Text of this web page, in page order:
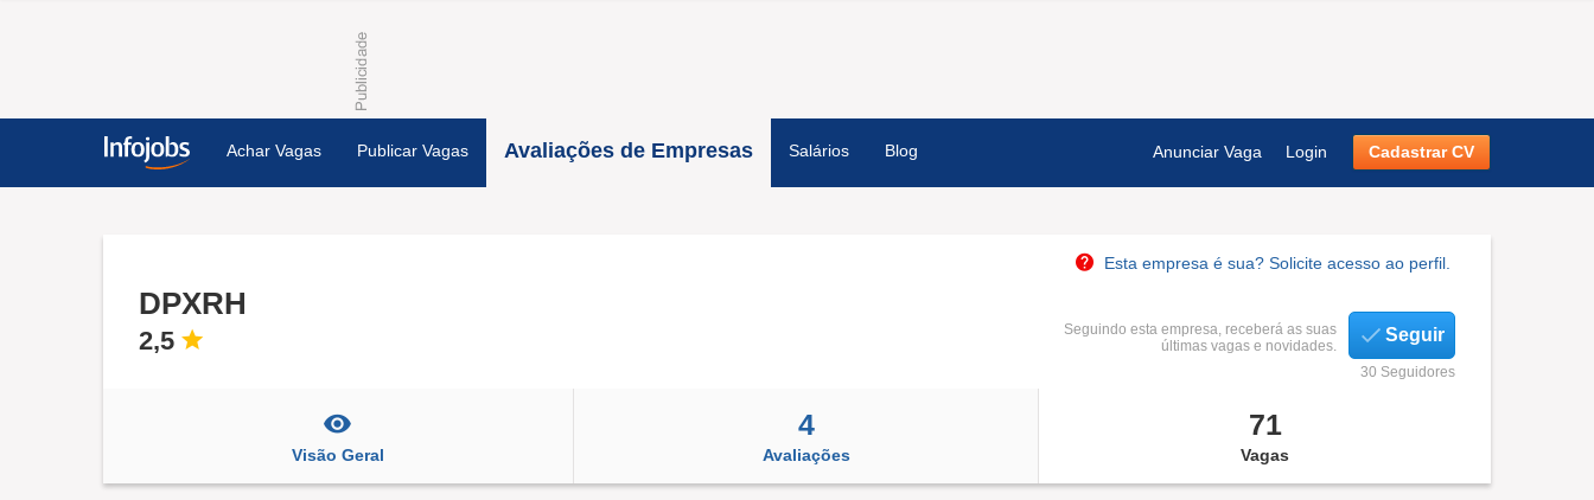
Achar Vagas Publicar Vagas Avaliações de Empresas Salários Blog Anunciar Vaga Login Cadastrar CV
Esta empresa é sua? Solicite acesso ao perfil.
DPXRH
2,5
Seguindo esta empresa, receberá as suas
últimas vagas e novidades.
Seguir
30 Seguidores
Visão Geral
4
Avaliações
71
Vagas